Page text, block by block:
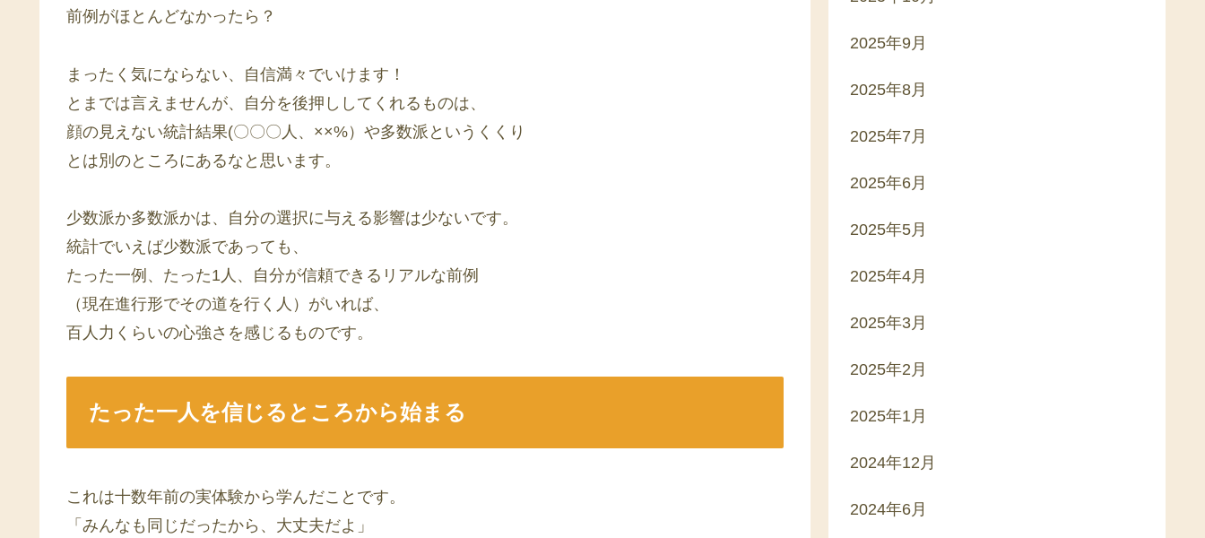
前例がほとんどなかったら？
まったく気にならない、自信満々でいけます！
とまでは言えませんが、自分を後押ししてくれるものは、
顔の見えない統計結果(〇〇〇人、××%）や多数派というくくり
とは別のところにあるなと思います。
少数派か多数派かは、自分の選択に与える影響は少ないです。
統計でいえば少数派であっても、
たった一例、たった1人、自分が信頼できるリアルな前例
（現在進行形でその道を行く人）がいれば、
百人力くらいの心強さを感じるものです。
たった一人を信じるところから始まる
これは十数年前の実体験から学んだことです。
「みんなも同じだったから、大丈夫だよ」
2025年9月
2025年8月
2025年7月
2025年6月
2025年5月
2025年4月
2025年3月
2025年2月
2025年1月
2024年12月
2024年6月